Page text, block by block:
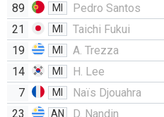
89
MI
Pedro Santos
21
MI
Taichi Fukui
19
MI
A. Trezza
14
MI
H. Lee
7
MI
Naïs Djouahra
23
AN D. Nandin